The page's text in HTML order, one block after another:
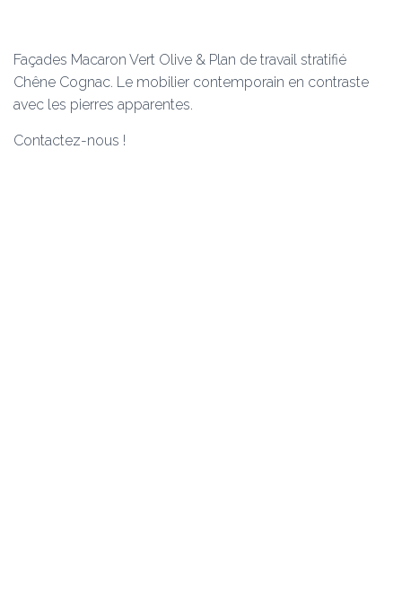
Façades Macaron Vert Olive & Plan de travail stratifié
Chêne Cognac. Le mobilier contemporain en contraste
avec les pierres apparentes.
Contactez-nous !